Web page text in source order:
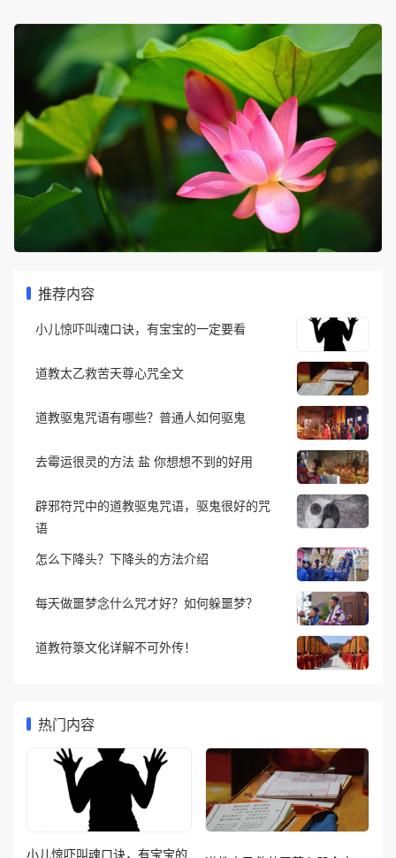
推荐内容
小儿惊吓叫魂口诀，有宝宝的一定要看
道教太乙救苦天尊心咒全文
道教驱鬼咒语有哪些？普通人如何驱鬼
去霉运很灵的方法 盐 你想想不到的好用
辟邪符咒中的道教驱鬼咒语，驱鬼很好的咒
语
怎么下降头？下降头的方法介绍
每天做噩梦念什么咒才好？如何躲噩梦？
道教符箓文化详解不可外传！
热门内容
小儿惊吓叫魂口诀，有宝宝的